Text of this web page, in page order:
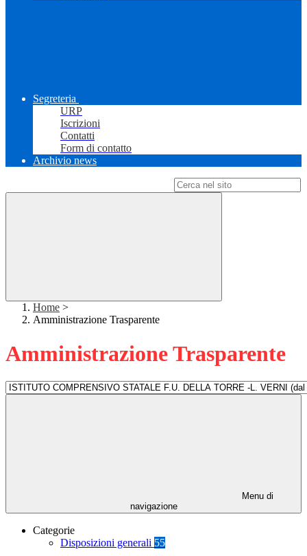
Segreteria
URP
Iscrizioni
Contatti
Form di contatto
Archivio news
Home >
Amministrazione Trasparente
Amministrazione Trasparente
Menu di
navigazione
Categorie
Disposizioni generali 55